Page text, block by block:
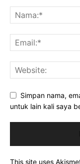
Simpan nama,
untuk lain kali saya
This site uses